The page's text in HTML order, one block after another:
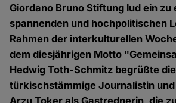
Giordano Bruno Stiftung lud ein zu
spannenden und hochpolitischen
Rahmen der interkulturellen
dem diesjährigen Motto
Hedwig Toth-Schmitz begrüßte die
türkischstämmige Journalistin